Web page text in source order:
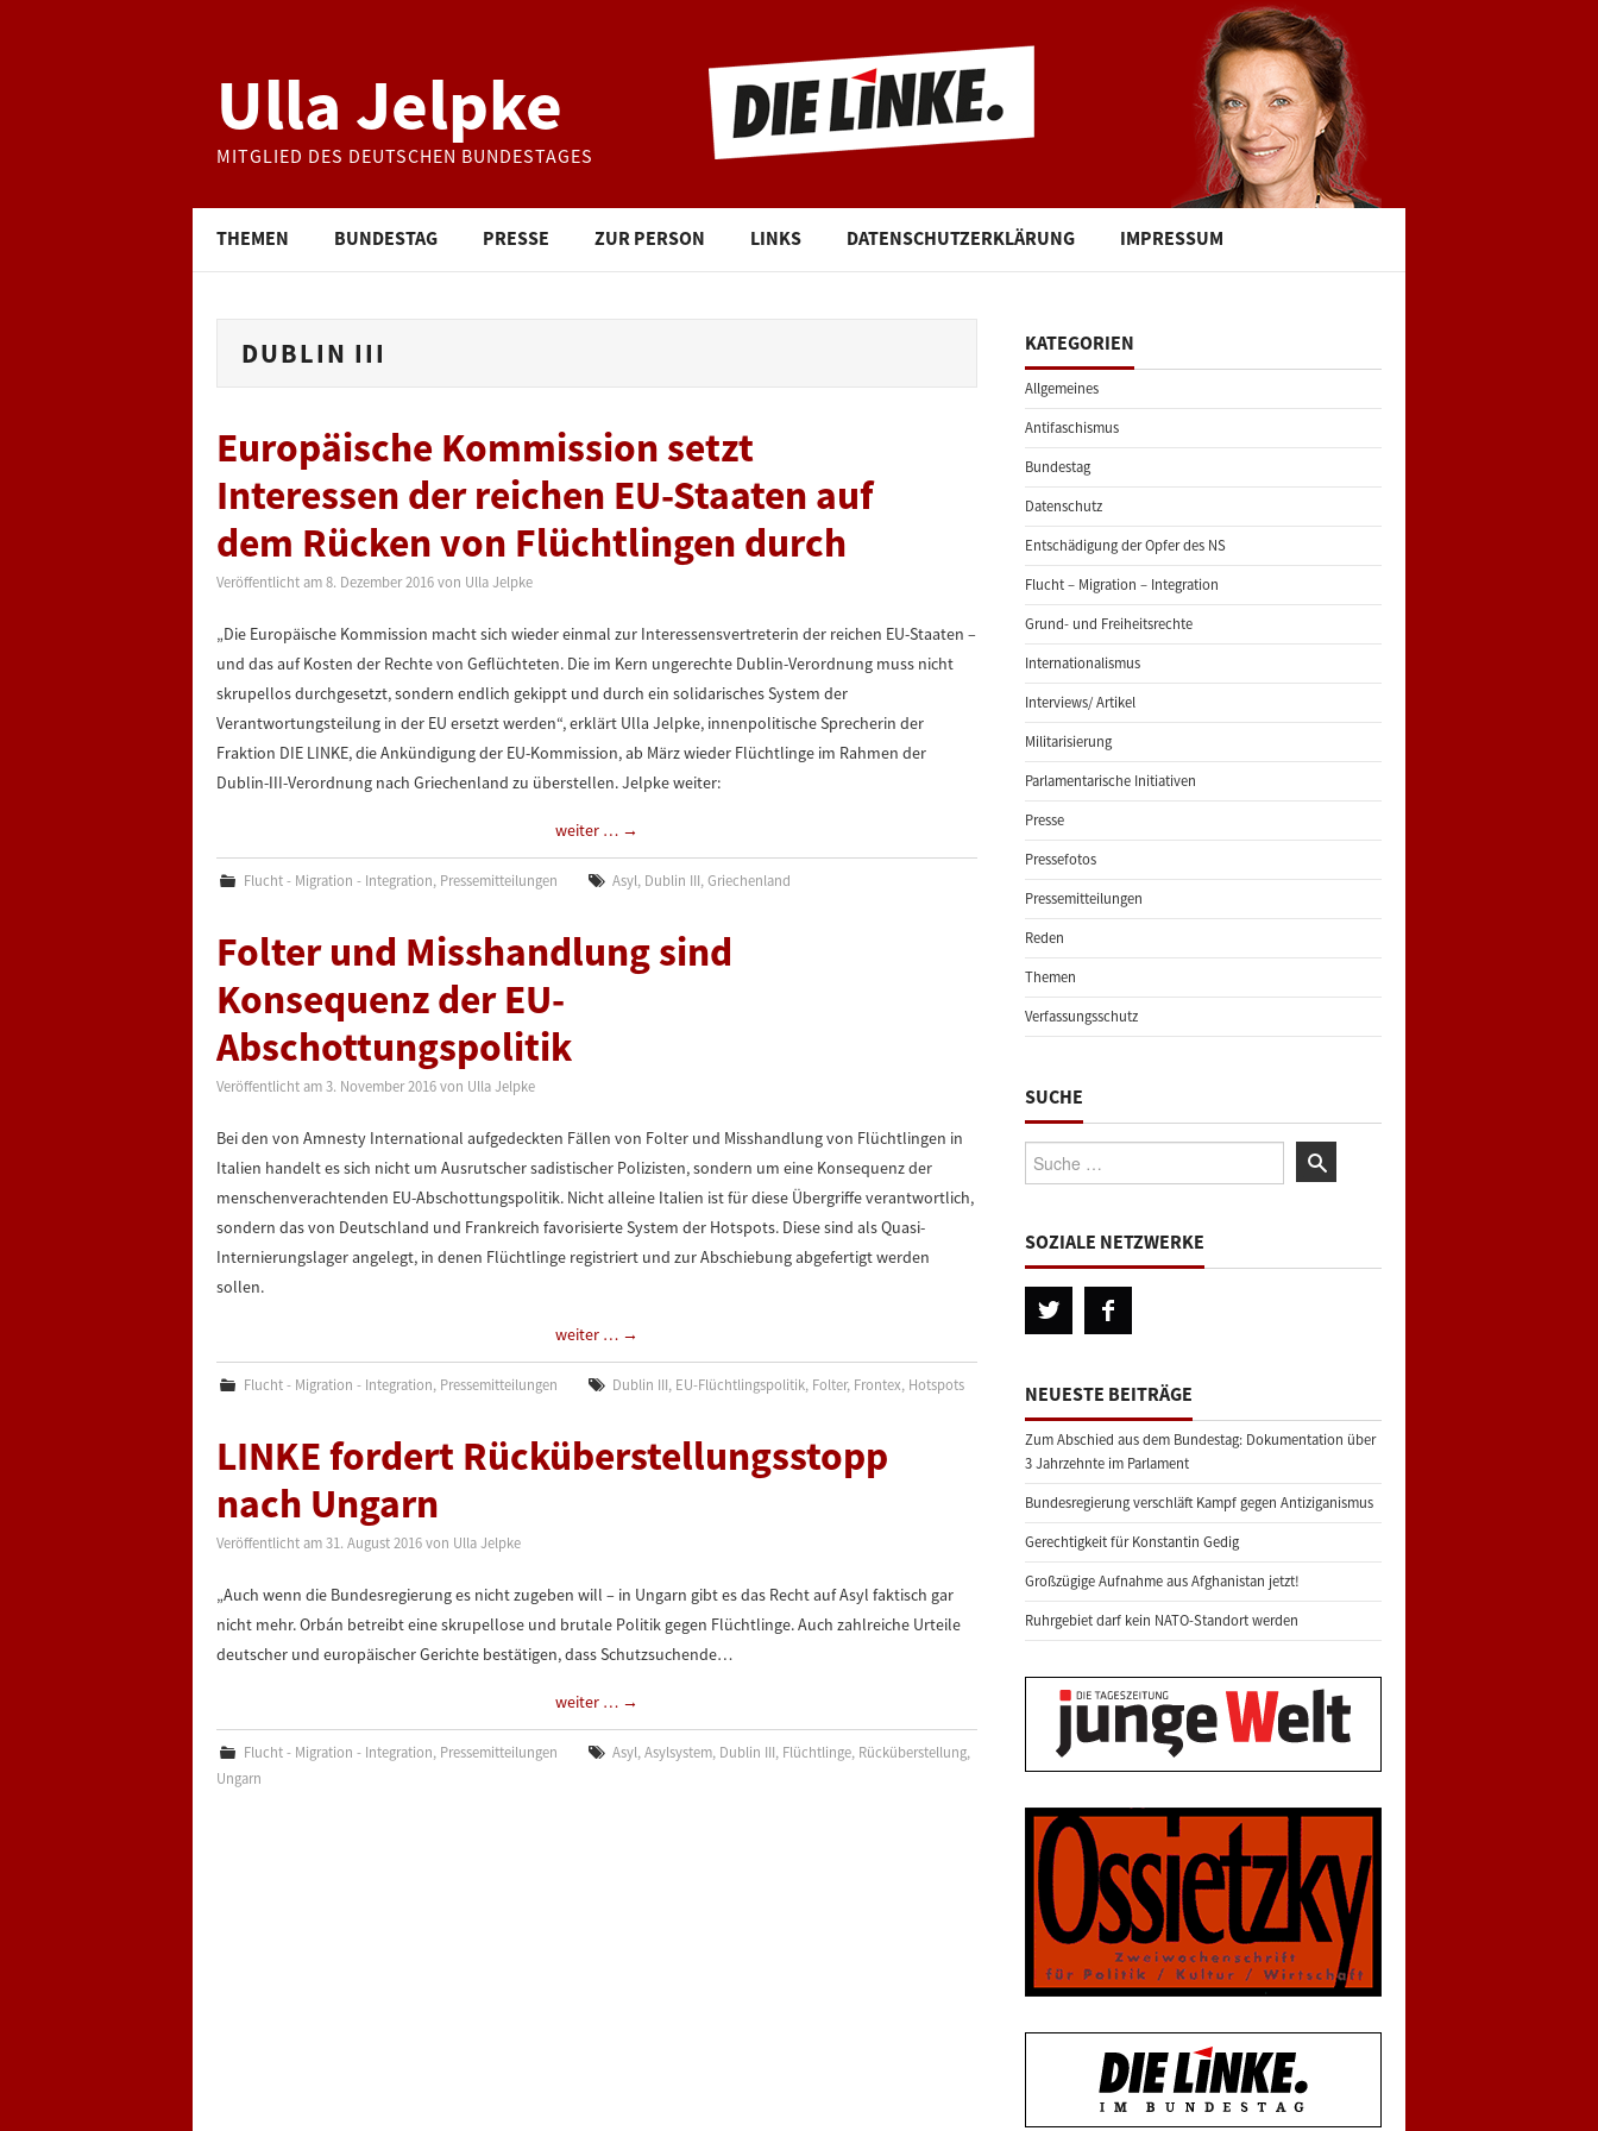
Ulla Jelpke
MITGLIED DES DEUTSCHEN BUNDESTAGES
THEMEN BUNDESTAG PRESSE ZUR PERSON LINKS DATENSCHUTZERKLÄRUNG IMPRESSUM
DUBLIN III
Europäische Kommission setzt
Interessen der reichen EU-Staaten auf
dem Rücken von Flüchtlingen durch
Veröffentlicht am 8. Dezember 2016 von Ulla Jelpke
„Die Europäische Kommission macht sich wieder einmal zur Interessensvertreterin der reichen EU-Staaten –
und das auf Kosten der Rechte von Geflüchteten. Die im Kern ungerechte Dublin-Verordnung muss nicht
skrupellos durchgesetzt, sondern endlich gekippt und durch ein solidarisches System der
Verantwortungsteilung in der EU ersetzt werden“, erklärt Ulla Jelpke, innenpolitische Sprecherin der
Fraktion DIE LINKE, die Ankündigung der EU-Kommission, ab März wieder Flüchtlinge im Rahmen der
Dublin-III-Verordnung nach Griechenland zu überstellen. Jelpke weiter:
weiter … →
Flucht - Migration - Integration, Pressemitteilungen Asyl, Dublin III,Griechenland
Folter und Misshandlung sind
Konsequenz der EU-
Abschottungspolitik
Veröffentlicht am 3. November 2016 von Ulla Jelpke
Bei den von Amnesty International aufgedeckten Fällen von Folter und Misshandlung von Flüchtlingen in
Italien handelt es sich nicht um Ausrutscher sadistischer Polizisten, sondern um eine Konsequenz der
menschenverachtenden EU-Abschottungspolitik. Nicht alleine Italien ist für diese Übergriffe verantwortlich,
sondern das von Deutschland und Frankreich favorisierte System der Hotspots. Diese sind als Quasi-
Internierungslager angelegt, in denen Flüchtlinge registriert und zur Abschiebung abgefertigt werden
sollen.
weiter … →
Flucht - Migration - Integration, Pressemitteilungen Dublin III, EU-Flüchtlingspolitik, Folter, Frontex, Hotspots
LINKE fordert Rücküberstellungsstopp
nach Ungarn
Veröffentlicht am 31. August 2016 von Ulla Jelpke
„Auch wenn die Bundesregierung es nicht zugeben will – in Ungarn gibt es das Recht auf Asyl faktisch gar
nicht mehr. Orbán betreibt eine skrupellose und brutale Politik gegen Flüchtlinge. Auch zahlreiche Urteile
deutscher und europäischer Gerichte bestätigen, dass Schutzsuchende…
weiter … →
Flucht - Migration - Integration, Pressemitteilungen Asyl,Asylsystem, Dublin III, Flüchtlinge, Rücküberstellung,
Ungarn
KATEGORIEN
Allgemeines
Antifaschismus
Bundestag
Datenschutz
Entschädigung der Opfer des NS
Flucht – Migration – Integration
Grund- und Freiheitsrechte
Internationalismus
Interviews/ Artikel
Militarisierung
Parlamentarische Initiativen
Presse
Pressefotos
Pressemitteilungen
Reden
Themen
Verfassungsschutz
SUCHE
Suche:
SOZIALE NETZWERKE
NEUESTE BEITRÄGE
Zum Abschied aus dem Bundestag: Dokumentation über
3 Jahrzehnte im Parlament
Bundesregierung verschläft Kampf gegen Antiziganismus
Gerechtigkeit für Konstantin Gedig
Großzügige Aufnahme aus Afghanistan jetzt!
Ruhrgebiet darf kein NATO-Standort werden